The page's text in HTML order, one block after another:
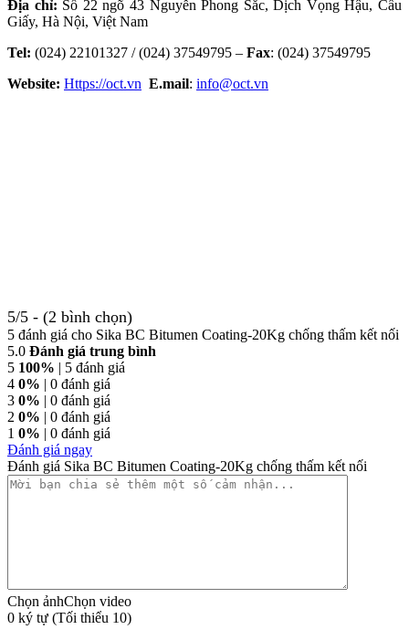
Địa chỉ: Số 22 ngõ 43 Nguyễn Phong Sắc, Dịch Vọng Hậu, Cầu
Giấy, Hà Nội, Việt Nam
Tel: (024) 22101327 / (024) 37549795 – Fax: (024) 37549795
Website: Https://oct.vn E.mail: info@oct.vn
5/5 - (2 bình chọn)
5 đánh giá cho Sika BC Bitumen Coating-20Kg chống thấm kết nối
5.0 Đánh giá trung bình
5 100% | 5 đánh giá
4 0% | 0 đánh giá
3 0% | 0 đánh giá
2 0% | 0 đánh giá
1 0% | 0 đánh giá
Đánh giá ngay
Đánh giá Sika BC Bitumen Coating-20Kg chống thấm kết nối
Chọn ảnhChọn video
0 ký tự (Tối thiểu 10)